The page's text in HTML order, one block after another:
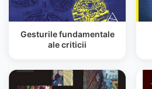
Gesturile fundamentale
ale criticii